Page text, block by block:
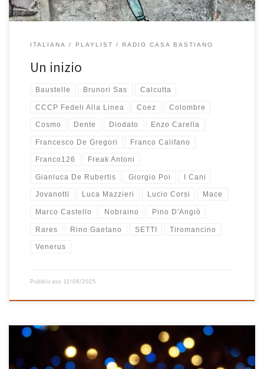
ITALIANA PLAYLIST RADIO CASA BASTIANO
Un inizio
Baustelle Brunori Sas Calcutta
CCCP Fedeli Alla Linea Coez Colombre
Cosmo Dente Diodato Enzo Carella
Francesco De Gregori Franco Califano
Franco126 Freak Antoni
Gianluca De Rubertis Giorgio Poi I Cani
Jovanotti Luca Mazzieri Lucio Corsi Mace
Marco Castello Nobraino Pino D'Angiò
Rares Rino Gaetano SETTI Tiromancino
Venerus
Pubblicato 11/08/2025